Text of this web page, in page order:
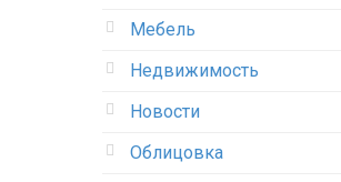
Мебель
Недвижимость
Новости
Облицовка